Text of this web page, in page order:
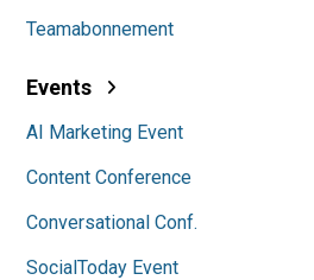
Teamabonnement
Events
AI Marketing Event
Content Conference
Conversational Conf.
SocialToday Event